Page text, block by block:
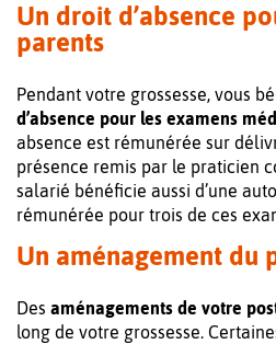
Un droit d’absence
parents
Pendant votre grossesse, vous
d’absence pour les examens
absence est rémunérée sur
présence remis par le praticien
salarié bénéficie aussi d’une
rémunérée pour trois de ces
Un aménagement du
Des aménagements de votre
long de votre grossesse.